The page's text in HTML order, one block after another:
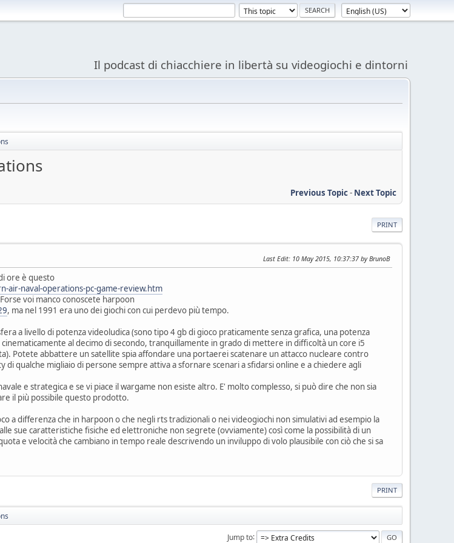
Il podcast di chiacchiere in libertà su videogiochi e dintorni
Previous Topic- Next Topic
PRINT
Last Edit: 10 May 2015, 10:37:37 by BrunoB
ore è questo
air-naval-operations-pc-game-review.htm
voi manco conoscete harpoon
, ma nel 1991 era uno dei giochi con cui perdevo più tempo.
a livello di potenza videoludica (sono tipo 4 gb di gioco praticamente senza grafica, una potenza
al decimo di secondo, tranquillamente in grado di mettere in difficoltà un core i5
Potete abbattere un satellite spia affondare una portaerei scatenare un attacco nucleare contro
di qualche migliaio di persone sempre attiva a sfornare scenari a sfidarsi online e a chiedere agli
e strategica e se vi piace il wargame non esiste altro. E' molto complesso, si può dire che non sia
il più possibile questo prodotto.
a differenza che in harpoon o che negli rts tradizionali o nei videogiochi non simulativi ad esempio la
sue caratteristiche fisiche ed elettroniche non segrete (ovviamente) così come la possibilità di un
e velocità che cambiano in tempo reale descrivendo un inviluppo di volo plausibile con ciò che si sa
PRINT
Jump to